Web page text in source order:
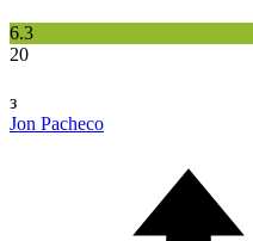
6.3
20
з
Jon Pacheco